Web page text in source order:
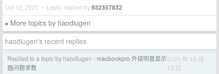
Oct 12, 2021 • Lastly replied by932357832
» More topics by haodiugen
haodiugen's recent replies
Replied to a topic by haodiugen › macbookpro 外接明基显示
器问题求教
2021 年 10 月
12 日